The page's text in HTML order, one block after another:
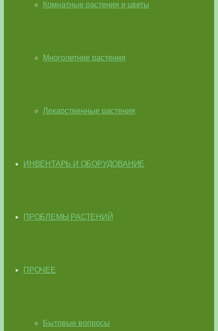
Комнатные растения и цветы
Многолетние растения
Лекарственные растения
ИНВЕНТАРЬ И ОБОРУДОВАНИЕ
ПРОБЛЕМЫ РАСТЕНИЙ
ПРОЧЕЕ
Бытовые вопросы